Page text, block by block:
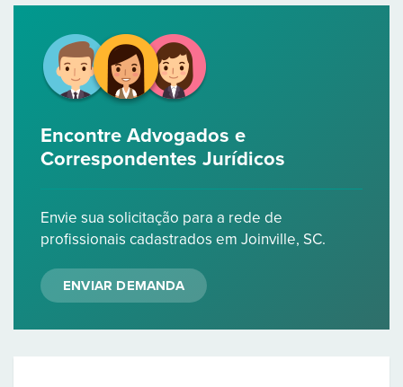
Encontre Advogados e
Correspondentes Jurídicos
Envie sua solicitação para a rede de
profissionais cadastrados em Joinville, SC.
ENVIAR DEMANDA